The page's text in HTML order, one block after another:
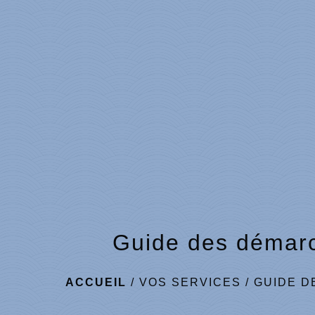
Guide des
ACCUEIL / VOS SERVICES / GUIDE